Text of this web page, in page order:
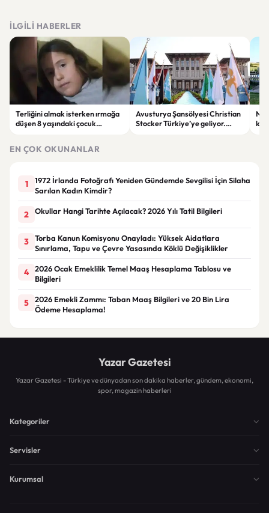
İLGILI HABERLER
Terliğini almak isterken ırmağa
düşen 8 yaşındaki çocuk
Avusturya Şansölyesi Christian
Stocker Türkiye’ye geliyor.
EN ÇOK OKUNANLAR
1
1972 İrlanda Fotoğrafı Yeniden Gündemde Sevgilisi İçin Silaha
Sarılan Kadın Kimdir?
2 Okullar Hangi Tarihte Açılacak? 2026 Yılı Tatil Bilgileri
3
Torba Kanun Komisyonu Onayladı: Yüksek Aidatlara
Sınırlama, Tapu ve Çevre Yasasında Köklü Değişiklikler
4
2026 Ocak Emeklilik Temel Maaş Hesaplama Tablosu ve
Bilgileri
5
2026 Emekli Zammı: Taban Maaş Bilgileri ve 20 Bin Lira
Ödeme Hesaplama!
Yazar Gazetesi
Yazar Gazetesi - Türkiye ve dünyadan son dakika haberler, gündem, ekonomi,
spor, magazin haberleri
Kategoriler
Servisler
Kurumsal